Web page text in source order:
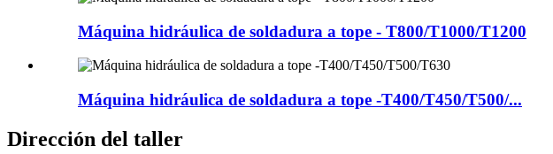
Máquina hidráulica de soldadura a tope - T800/T1000/T1200
Máquina hidráulica de soldadura a tope -T400/T450/T500/...
Dirección del taller